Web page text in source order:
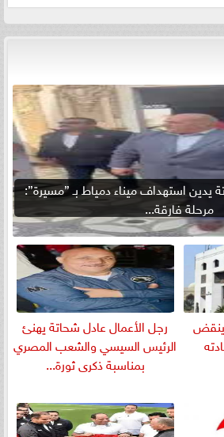
يدين استهداف ميناء دمياط بـ ”مسيرة”:
مرحلة فارقة...
ينقض
رجل الأعمال عادل شحاتة يهنئ
الرئيس السيسي والشعب المصري
بمناسبة ذكرى ثورة...